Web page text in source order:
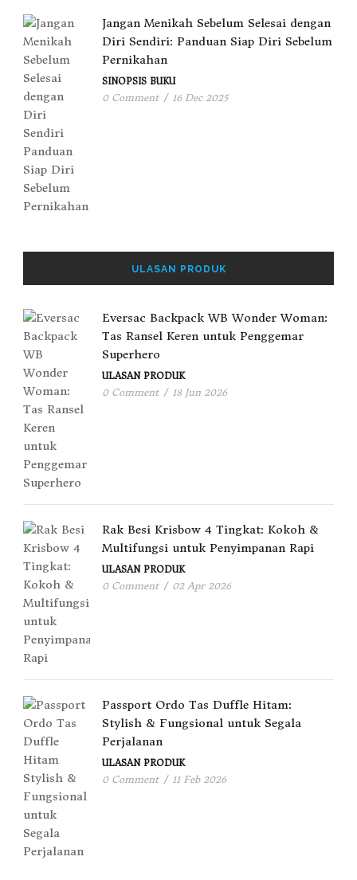
Jangan Menikah Sebelum Selesai dengan
Diri Sendiri: Panduan Siap Diri Sebelum
Pernikahan
SINOPSIS BUKU
0 Comment / 16 Dec 2025
ULASAN PRODUK
Eversac Backpack WB Wonder Woman:
Tas Ransel Keren untuk Penggemar
Superhero
ULASAN PRODUK
0 Comment / 18 Jun 2026
Rak Besi Krisbow 4 Tingkat: Kokoh &
Multifungsi untuk Penyimpanan Rapi
ULASAN PRODUK
0 Comment / 02 Apr 2026
Passport Ordo Tas Duffle Hitam:
Stylish & Fungsional untuk Segala
Perjalanan
ULASAN PRODUK
0 Comment / 11 Feb 2026